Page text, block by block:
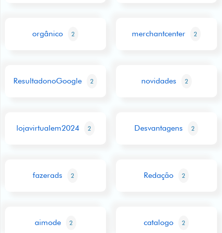
orgânico 2 merchantcenter 2
ResultadonoGoogle 2 novidades 2
lojavirtualem2024 2 Desvantagens 2
fazerads 2 Redação 2
aimode 2 catalogo 2